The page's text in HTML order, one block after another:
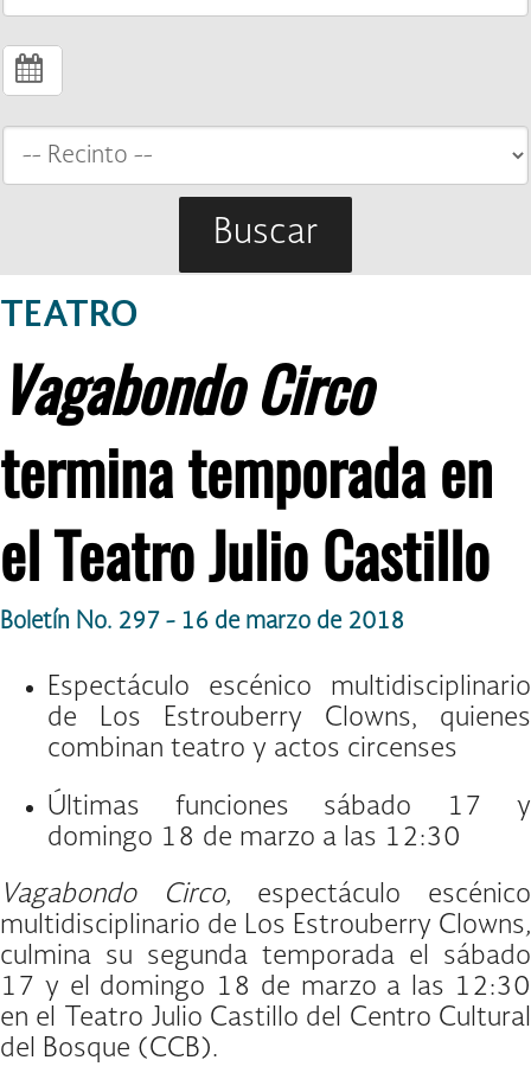
Buscar
TEATRO
Vagabondo Circo
termina temporada en
el Teatro Julio Castillo
Boletín No. 297 - 16 de marzo de 2018
Espectáculo escénico multidisciplinario
de Los Estrouberry Clowns, quienes
combinan teatro y actos circenses
Últimas funciones sábado 17 y
domingo 18 de marzo a las 12:30
Vagabondo Circo, espectáculo escénico
multidisciplinario de Los Estrouberry Clowns,
culmina su segunda temporada el sábado
17 y el domingo 18 de marzo a las 12:30
en el Teatro Julio Castillo del Centro Cultural
del Bosque (CCB).